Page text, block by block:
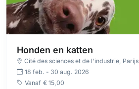
Honden en katten
Cité des sciences et de l'industrie, Parijs
18 feb. - 30 aug. 2026
Vanaf € 15,00